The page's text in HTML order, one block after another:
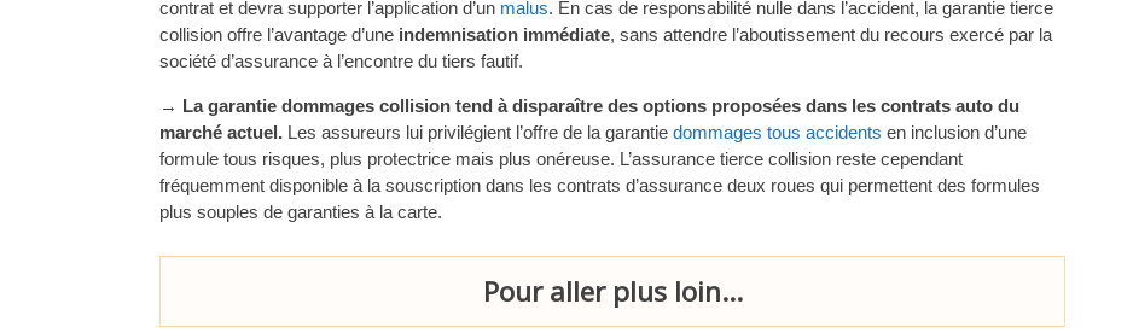
contrat et devra supporter l’application d’un malus. En cas de responsabilité nulle dans l’accident, la garantie tierce
collision offre l’avantage d’une indemnisation immédiate, sans attendre l’aboutissement du recours exercé par la
société d’assurance à l’encontre du tiers fautif.
→ La garantie dommages collision tend à disparaître des options proposées dans les contrats auto du
marché actuel. Les assureurs lui privilégient l’offre de la garantie dommages tous accidents en inclusion d’une
formule tous risques, plus protectrice mais plus onéreuse. L’assurance tierce collision reste cependant
fréquemment disponible à la souscription dans les contrats d’assurance deux roues qui permettent des formules
plus souples de garanties à la carte.
Pour aller plus loin...